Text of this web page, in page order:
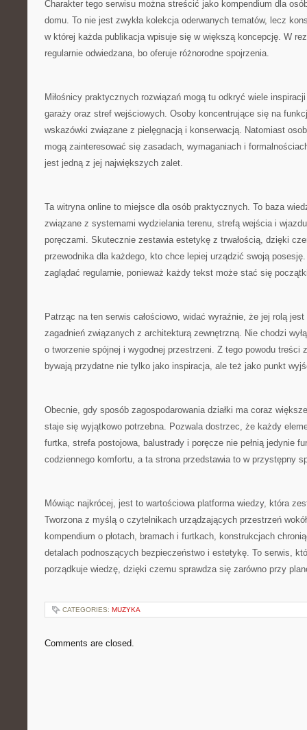
Charakter tego serwisu można streścić jako kompendium dla
domu. To nie jest zwykła kolekcja oderwanych tematów, lecz
w której każda publikacja wpisuje się w większą koncepcję. W
regularnie odwiedzana, bo oferuje różnorodne spojrzenia.
Miłośnicy praktycznych rozwiązań mogą tu odkryć wiele
garaży oraz stref wejściowych. Osoby koncentrujące się na
wskazówki związane z pielęgnacją i konserwacją. Natomiast
mogą zainteresować się zasadach, wymaganiach i
jest jedną z jej największych zalet.
Ta witryna online to miejsce dla osób praktycznych. To baza
związane z systemami wydzielania terenu, strefą wejścia i
poręczami. Skutecznie zestawia estetykę z trwałością, dzięki
przewodnika dla każdego, kto chce lepiej urządzić swoją
zaglądać regularnie, ponieważ każdy tekst może stać się
Patrząc na ten serwis całościowo, widać wyraźnie, że jej rolą
zagadnień związanych z architekturą zewnętrzną. Nie chodzi
o tworzenie spójnej i wygodnej przestrzeni. Z tego powodu treści
bywają przydatne nie tylko jako inspiracja, ale też jako punkt
Obecnie, gdy sposób zagospodarowania działki ma coraz
staje się wyjątkowo potrzebna. Pozwala dostrzec, że każdy
furtka, strefa postojowa, balustrady i poręcze nie pełnią jedynie
codziennego komfortu, a ta strona przedstawia to w przystępny
Mówiąc najkrócej, jest to wartościowa platforma wiedzy, która
Tworzona z myślą o czytelnikach urządzających przestrzeń
kompendium o płotach, bramach i furtkach, konstrukcjach
detalach podnoszących bezpieczeństwo i estetykę. To serwis,
porządkuje wiedzę, dzięki czemu sprawdza się zarówno przy
CATEGORIES: MUZYKA
Comments are closed.